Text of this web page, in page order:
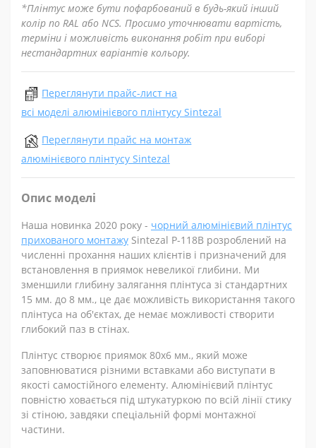
*Плінтус може бути пофарбований в будь-який інший
колір по RAL або NCS. Просимо уточнювати вартість,
терміни і можливість виконання робіт при виборі
нестандартних варіантів кольору.
Переглянути прайс-лист на
всі моделі алюмінієвого плінтусу Sintezal
Переглянути прайс на монтаж
алюмінієвого плінтусу Sintezal
Опис моделі
Наша новинка 2020 року - чорний алюмінієвий плінтус
прихованого монтажу Sintezal P-118B розроблений на
численні прохання наших клієнтів і призначений для
встановлення в приямок невеликої глибини. Ми
зменшили глибину залягання плінтуса зі стандартних
15 мм. до 8 мм., це дає можливість використання такого
плінтуса на об'єктах, де немає можливості створити
глибокий паз в стінах.
Плінтус створює приямок 80х6 мм., який може
заповнюватися різними вставками або виступати в
якості самостійного елементу. Алюмінієвий плінтус
повністю ховається під штукатуркою по всій лінії стику
зі стіною, завдяки спеціальній формі монтажної
частини.